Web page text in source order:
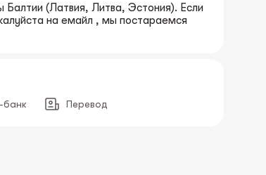
Балтии (Латвия, Литва, Эстония). Если
на емайл , мы постараемся
банк Перевод